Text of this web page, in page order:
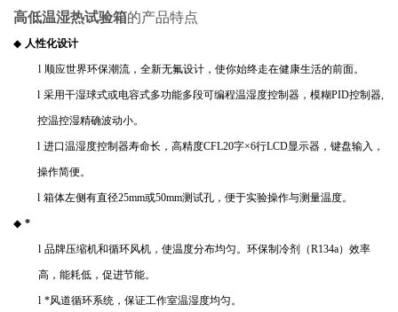
高低温湿热试验箱的产品特点
◆ 人性化设计
l 顺应世界环保潮流，全新无氟设计，使你始终走在健康生活的前面。
l 采用干湿球式或电容式多功能多段可编程温湿度控制器，模糊PID控制器,
控温控湿精确波动小。
l 进口温湿度控制器寿命长，高精度CFL20字×6行LCD显示器，键盘输入，
操作简便。
l 箱体左侧有直径25mm或50mm测试孔，便于实验操作与测量温度。
◆ *
l 品牌压缩机和循环风机，使温度分布均匀。环保制冷剂（R134a）效率
高，能耗低，促进节能。
l *风道循环系统，保证工作室温湿度均匀。